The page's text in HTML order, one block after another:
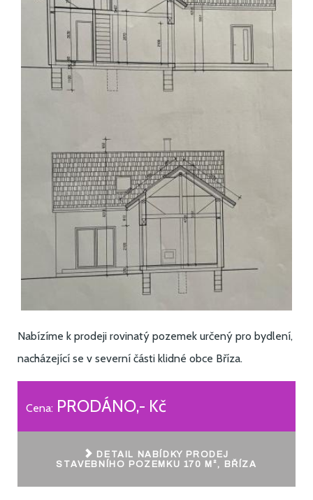
Nabízíme k prodeji rovinatý pozemek určený pro bydlení,
nacházející se v severní části klidné obce Bříza.
Cena: PRODÁNO,- Kč
DETAIL NABÍDKY PRODEJ
STAVEBNÍHO POZEMKU 170 M², BŘÍZA